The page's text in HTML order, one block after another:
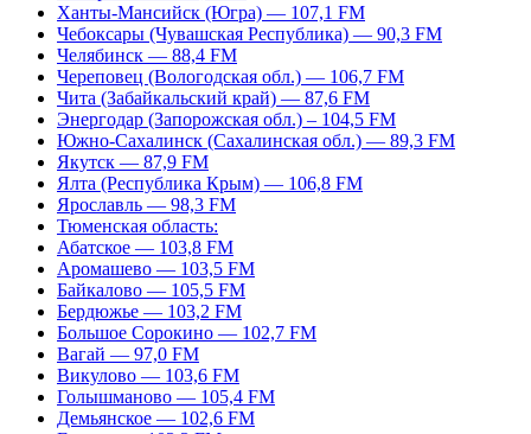
Ханты-Мансийск (Югра) — 107,1 FM
Чебоксары (Чувашская Республика) — 90,3 FM
Челябинск — 88,4 FM
Череповец (Вологодская обл.) — 106,7 FM
Чита (Забайкальский край) — 87,6 FM
Энергодар (Запорожская обл.) – 104,5 FM
Южно-Сахалинск (Сахалинская обл.) — 89,3 FM
Якутск — 87,9 FM
Ялта (Республика Крым) — 106,8 FM
Ярославль — 98,3 FM
Тюменская область:
Абатское — 103,8 FM
Аромашево — 103,5 FM
Байкалово — 105,5 FM
Бердюжье — 103,2 FM
Большое Сорокино — 102,7 FM
Вагай — 97,0 FM
Викулово — 103,6 FM
Голышманово — 105,4 FM
Демьянское — 102,6 FM